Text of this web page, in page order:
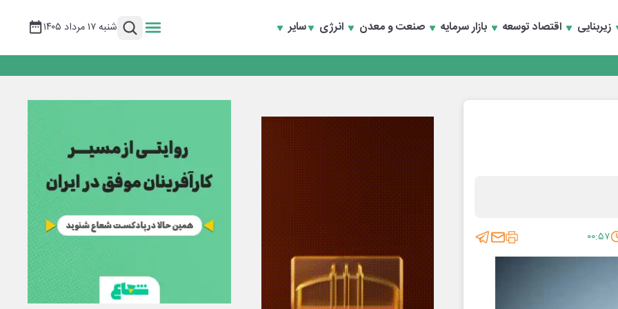
زیربنایی اقتصاد توسعه بازار سرمایه صنعت و معدن انرژی سایر شنبه ۱۷ مرداد ۱۴۰۵
۰۰:۵۷